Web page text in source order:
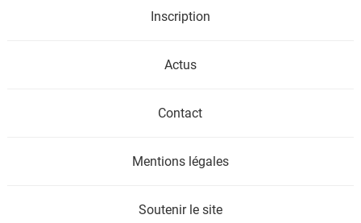
Inscription
Actus
Contact
Mentions légales
Soutenir le site